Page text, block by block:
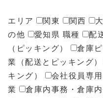
派遣で働く
正社員・契約社員で
委託業務契約社員で
紹介予定派遣で働く
職場のいろいろ
物流センターで働く
ドライバーとして働く
自動車販売ショップ
福利厚生のいろいろ
会社概要・拠点・物流
当サイトご利用にあたっ
個人情報の取扱について
企業のご担当の方
業務委託サービス
業務委託サービス
人材派遣
お問い合わせ
企業のお問い合わせ
エリア 関東 関西
の他
愛知県 職種 配
（ピッキング）
倉庫
業（配送とピッキング）
キング）
会社役員専
業
倉庫内事務・倉庫